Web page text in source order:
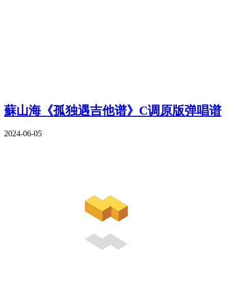
蘇山海《孤独遇吉他谱》C调原版弹唱谱
2024-06-05